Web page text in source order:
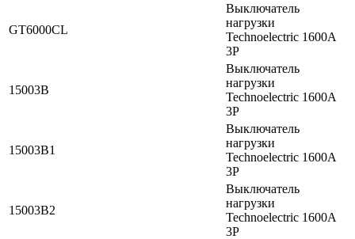
GT6000CL
Выключатель
нагрузки
Technoelectric 1600А
3P
15003B
Выключатель
нагрузки
Technoelectric 1600А
3P
15003B1
Выключатель
нагрузки
Technoelectric 1600А
3P
15003B2
Выключатель
нагрузки
Technoelectric 1600А
3P